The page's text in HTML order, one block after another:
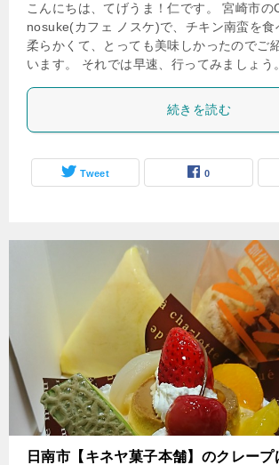
こんにちは、てげうま！仁です。 宮崎市の
nosuke(カフェ ノスケ)で、チキン南蛮を食
柔らかくて、とっても美味しかったのでご
います。 それでは早速、行ってみましょ
続きを読む
Tweet 0
日南市【キネヤ菓子本舗】のクレー